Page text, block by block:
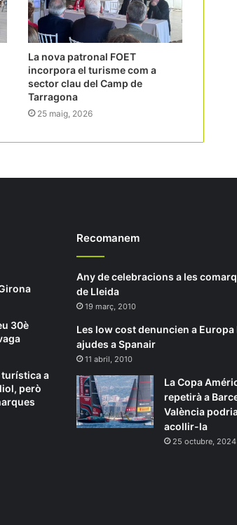
La nova patronal FOET
incorpora el turisme com a
sector clau del Camp de
Tarragona
25 maig, 2026
30è
turística a
però
Recomanem
Any de celebracions a les
de Lleida
19 març, 2010
Les low cost denuncien a Europa
ajudes a Spanair
11 abril, 2010
La Copa
repetirà a
València
acollir-la
25 octubre, 2024